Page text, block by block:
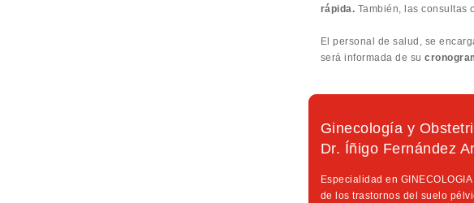
rápida. También, las consultas
El personal de salud, se
será informada de su
Ginecología y
Dr. Íñigo Fernández
Especialidad en
de los trastornos del suelo